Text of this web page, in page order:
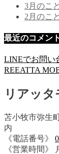
3月のこ
2月のこ
最近のコメント
LINEでお問い
REEATTA
リアッ
苫小牧市弥生
内
《電話番号》
《営業時間》